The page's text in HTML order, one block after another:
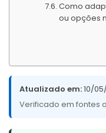
Como
ou opções
Atualizado em:10/
Verificado em fontes